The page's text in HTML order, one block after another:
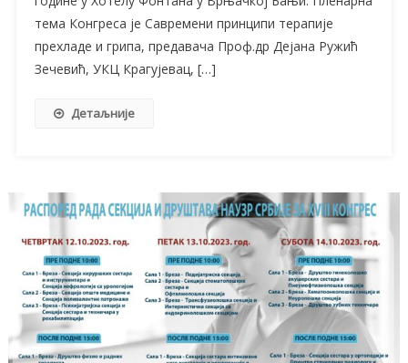
тема Конгреса је Савремени принципи терапије
прехладе и грипа, предавача Проф.др Дејана Ружић
Зечевић, УКЦ Крагујевац, […]
Детаљније